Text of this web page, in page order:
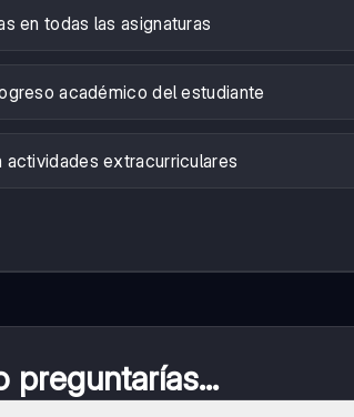
en todas las asignaturas
académico del estudiante
extracurriculares
preguntarías...